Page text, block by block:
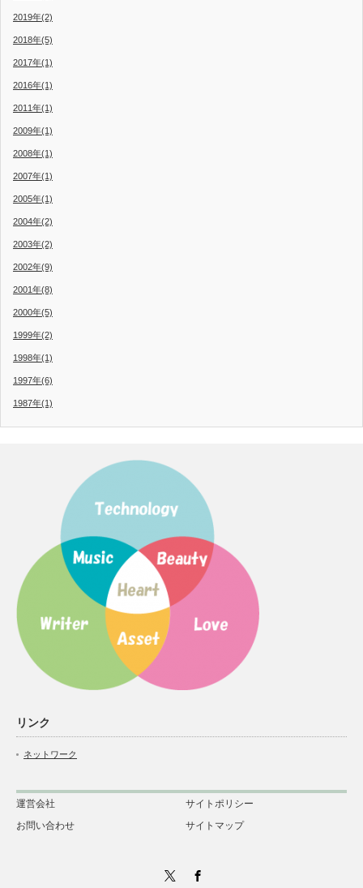
2019年(2)
2018年(5)
2017年(1)
2016年(1)
2011年(1)
2009年(1)
2008年(1)
2007年(1)
2005年(1)
2004年(2)
2003年(2)
2002年(9)
2001年(8)
2000年(5)
1999年(2)
1998年(1)
1997年(6)
1987年(1)
リンク
ネットワーク
運営会社
サイトポリシー
お問い合わせ
サイトマップ